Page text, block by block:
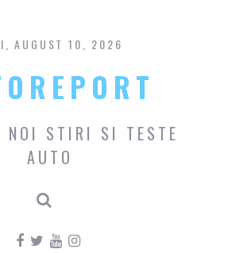
content
AUGUST 10, 2026
NOI STIRI SI TESTE
AUTO